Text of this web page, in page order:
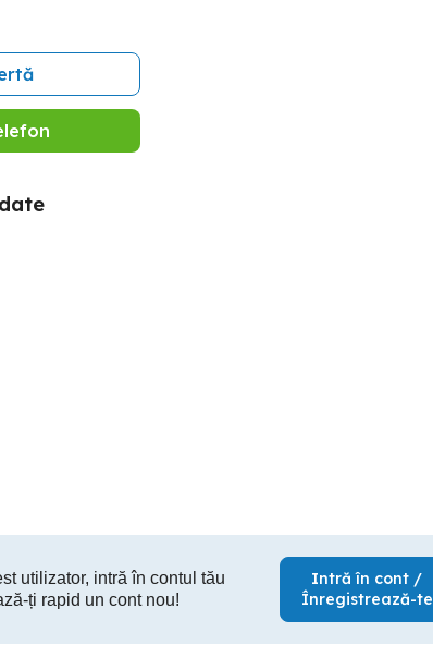
utilizator, intră în contul tău
ți rapid un cont nou!
Intră în cont /
Înregistrează-te